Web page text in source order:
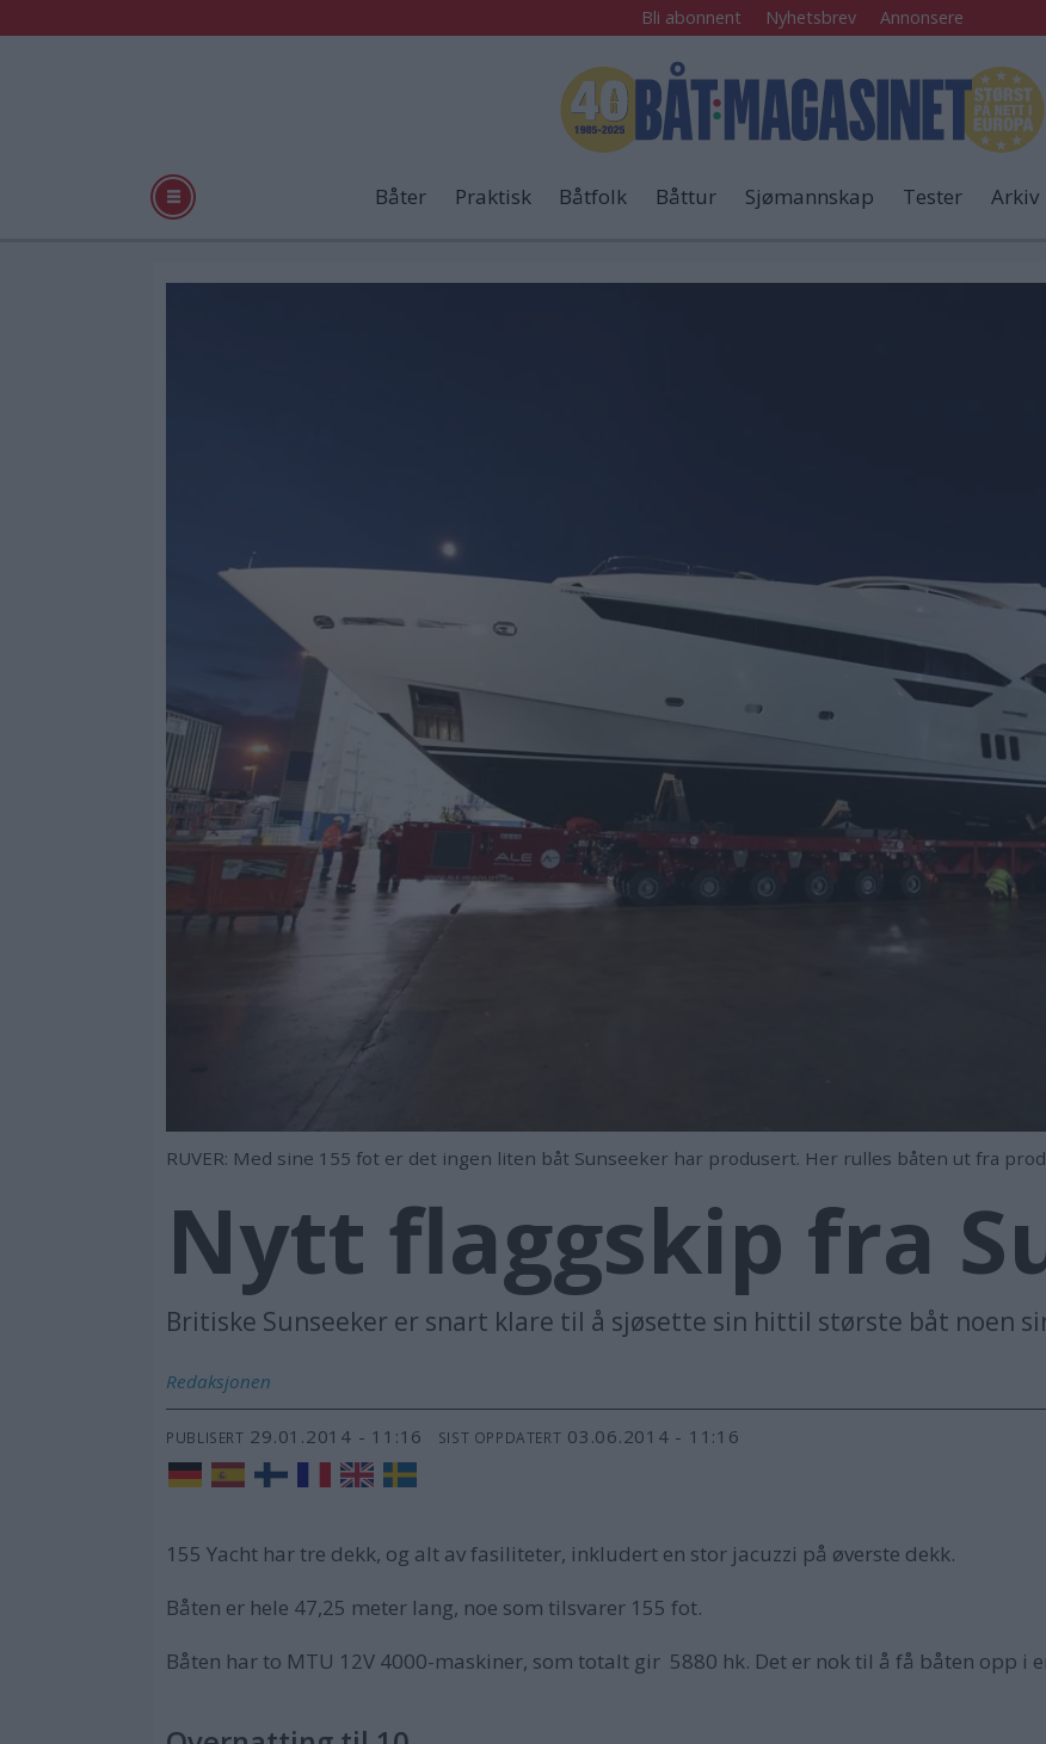
Bli abonnent Nyhetsbrev Annonsere
Båter Praktisk Båtfolk Båttur Sjømannskap Tester Arkiv
RUVER: Med sine 155 fot er det ingen liten båt Sunseeker har produsert. Her rulles båten ut fra
Nytt flaggskip fra
Britiske Sunseeker er snart klare til å sjøsette sin hittil største båt noen
Redaksjonen
PUBLISERT 29.01.2014 - 11:16 SIST OPPDATERT 03.06.2014 - 11:16
155 Yacht har tre dekk, og alt av fasiliteter, inkludert en stor jacuzzi på øverste dekk.
Båten er hele 47,25 meter lang, noe som tilsvarer 155 fot.
Båten har to MTU 12V 4000-maskiner, som totalt gir 5880 hk. Det er nok til å få båten opp i